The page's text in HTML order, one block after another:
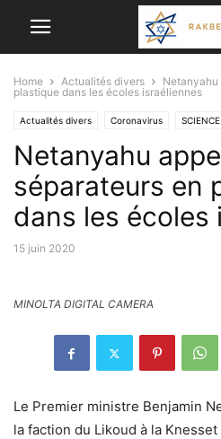
Home Actualités divers
Netanyahu
plastique dans les écoles israéliennes
Actualités divers Coronavirus
Netanyahu
séparateurs en
dans les écoles
15 juin 2020
MINOLTA DIGITAL CAMERA
Le Premier ministre Benjamin
la faction du Likoud à la